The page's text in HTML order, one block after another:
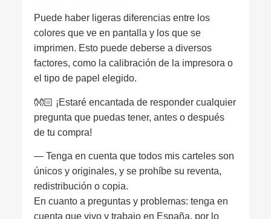
Puede haber ligeras diferencias entre los
colores que ve en pantalla y los que se
imprimen. Esto puede deberse a diversos
factores, como la calibración de la impresora o
el tipo de papel elegido.
👐🏻 ¡Estaré encantada de responder cualquier
pregunta que puedas tener, antes o después
de tu compra!
— Tenga en cuenta que todos mis carteles son
únicos y originales, y se prohíbe su reventa,
redistribución o copia.
En cuanto a preguntas y problemas: tenga en
cuenta que vivo y trabajo en España, por lo